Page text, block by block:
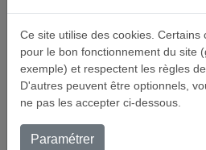
Résultats dans les
Ce site utilise des cookies. Certains
pour le bon fonctionnement du site
exemple) et respectent les règles
D'autres peuvent être optionnels,
ne pas les accepter ci-dessous.
Paramétrer